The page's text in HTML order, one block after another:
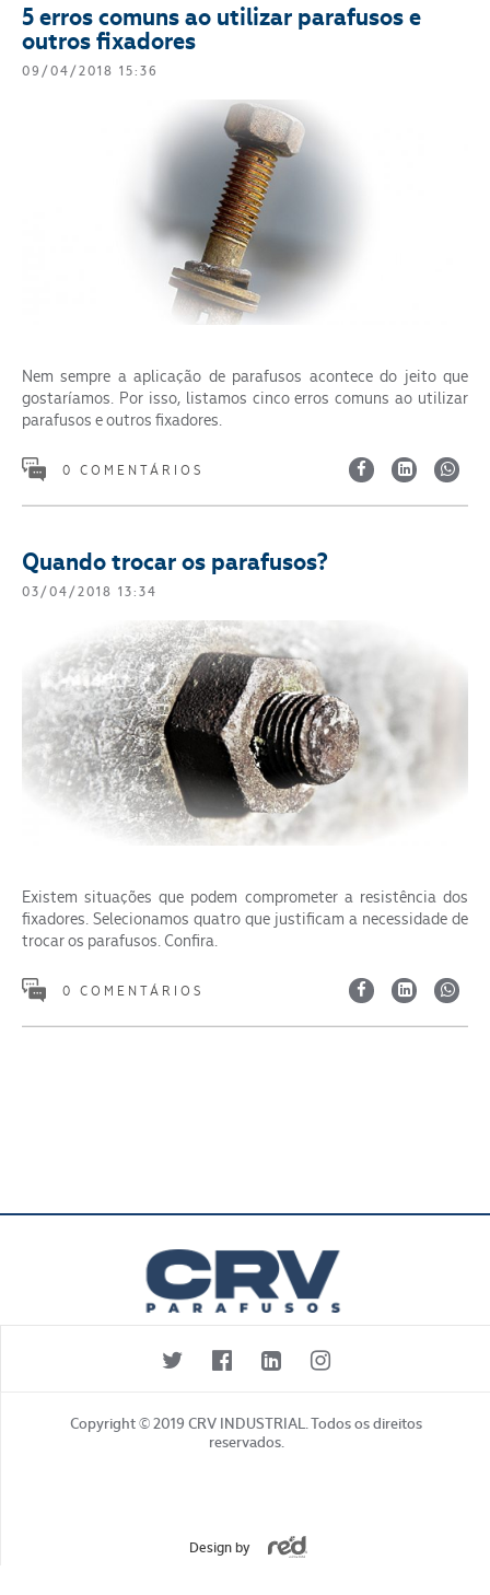
5 erros comuns ao utilizar parafusos e
outros fixadores
09/04/2018 15:36
Nem sempre a aplicação de parafusos acontece do jeito que
gostaríamos. Por isso, listamos cinco erros comuns ao utilizar
parafusos e outros fixadores.
0 COMENTÁRIOS
Quando trocar os parafusos?
03/04/2018 13:34
Existem situações que podem comprometer a resistência dos
fixadores. Selecionamos quatro que justificam a necessidade de
trocar os parafusos. Confira.
0 COMENTÁRIOS
Copyright © 2019 CRV INDUSTRIAL. Todos os direitos
reservados.
Design by